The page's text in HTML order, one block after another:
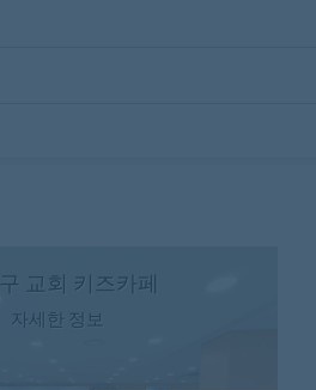
교회 키즈카페
자세한 정보